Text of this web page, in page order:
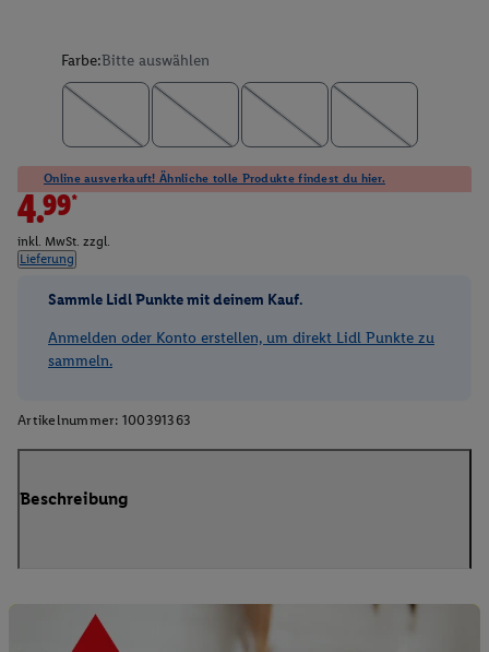
Farbe:Bitte auswählen
Online ausverkauft! Ähnliche tolle Produkte findest du hier.
4.99*
inkl. MwSt. zzgl.
Lieferung
Sammle Lidl Punkte mit deinem Kauf.
Anmelden oder Konto erstellen, um direkt Lidl Punkte zu
sammeln.
Artikelnummer: 100391363
Beschreibung